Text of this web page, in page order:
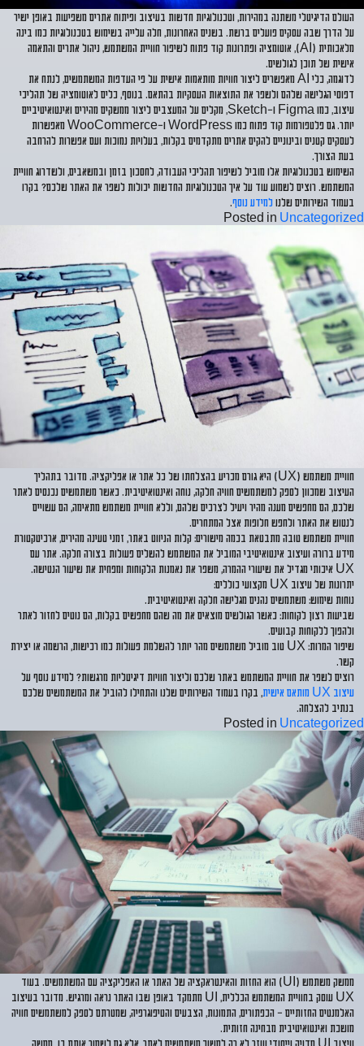
העולם הדיגיטלי משתנה במהירות, וטכנולוגיות חדשות בעיצוב ופיתוח אתרים משפיעות באופן ישיר
על הדרך שבה עסקים פועלים ברשת. בשנים האחרונות, חלה עלייה בשימוש בטכנולוגיות כמו בינה
מלאכותית (AI)
,אוטומציהופתרונותקוד פתוחלשיפור חוויית המשתמש, ניהול אתרים והתאמה
אישית של תוכן לגולשים.
לדוגמה, כלי AI מאפשרים ליצור חוויות מותאמות אישית על פי העדפות המשתמשים, לנתח את
דפוסי הגלישה שלהם ולשפר את התוצאות העסקיות בהתאם. בנוסף, כלים לאוטומציה של תהליכי
עיצוב, כמוFigma ו-Sketch, מקלים על המעצבים ליצור ממשקים מהירים ואינטואיטיביים
יותר. גם פלטפורמות קוד פתוח כמוWordPressו-WooCommerceמאפשרות
לעסקים קטנים ובינוניים להקים אתרים מתקדמים בקלות, בעלויות נמוכות ועם אפשרות להרחבה
בעת הצורך.
השימוש בטכנולוגיות אלו מוביל לשיפור תהליכי העבודה, לחסכון בזמן ובמשאבים, ולשדרוג חוויית
המשתמש. רוצים לשמוע עוד על איך הטכנולוגיות החדשות יכולות לשפר את האתר שלכם? בקרו
בעמוד השירותים שלנולמידע נוסף.
Posted in Uncategorized
חוויית משתמש (UX)
היא גורם מכריע בהצלחתו של כל אתר או אפליקציה. מדובר בתהליך
העיצוב שמכוון לספק למשתמשים חוויה חלקה, נוחה ואינטואיטיבית. כאשר משתמשים נכנסים לאתר
שלכם, הם מחפשים מענה מהיר ויעיל לצרכים שלהם, וללא חוויית משתמש מתאימה, הם עשויים
לנטוש את האתר ולחפש חלופות אצל המתחרים.
חוויית משתמש טובה מתבטאת בכמה מישורים: קלות הניווט באתר, זמני טעינה מהירים, ארכיטקטורת
מידע ברורה ועיצוב אינטואיטיבי המוביל את המשתמש להשלים פעולות בצורה חלקה. אתר עם
UX איכותי מגדיל את שיעורי ההמרה, משפר את נאמנות הלקוחות ומפחית את שיעור הנטישה.
יתרונות של עיצוב UX מקצועי כוללים:
נוחות שימוש: משתמשים נהנים מגלישה חלקה ואינטואיטיבית.
שביעות רצון לקוחות: כאשר הגולשים מוצאים את מה שהם מחפשים בקלות, הם נוטים לחזור לאתר
ולהפוך ללקוחות קבועים.
שיפור המרות
: UX טוב מוביל משתמשים מהר יותר להשלמת פעולות כמו רכישות, הרשמה או יצירת
קשר.
רוצים לשפר את חוויית המשתמש באתר שלכם וליצור חוויות דיגיטליות מרגשות? למידע נוסף על
עיצוב UX מותאם אישית
, בקרו בעמוד השירותים שלנו והתחילו להוביל את המשתמשים שלכם
בנתיב להצלחה.
Posted in Uncategorized
ממשק משתמש (UI)
הוא החזות והאינטראקציה של האתר או האפליקציה עם המשתמשים. בעוד
UX עוסק בחוויית המשתמש הכללית, UI מתמקד באופן שבו האתר נראה ומרגיש. מדובר בעיצוב
האלמנטים החזותיים – הכפתורים, התמונות, הצבעים והטיפוגרפיה, שמטרתם לספק למשתמשים חוויה
מושכת ואינטואיטיבית מבחינה חזותית.